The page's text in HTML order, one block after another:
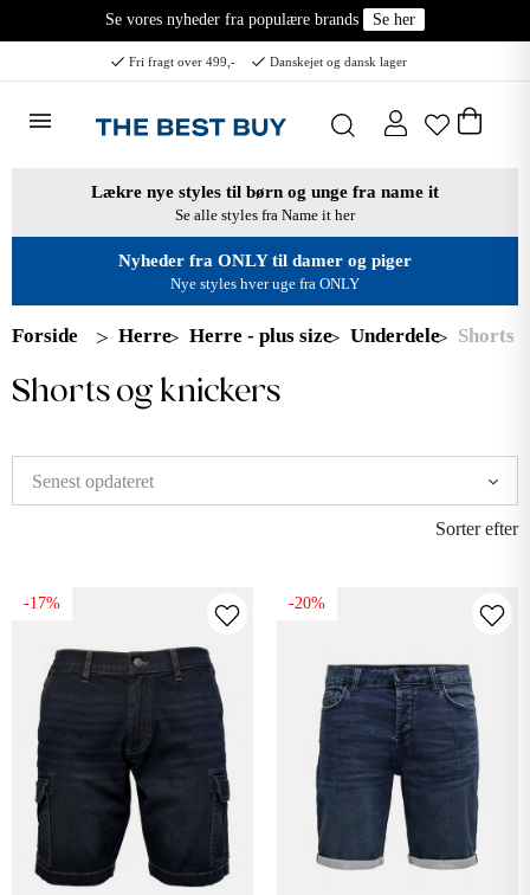
Se vores nyheder fra populære brands Se her
Fri fragt over 499,- Danskejet og dansk lager
Lækre nye styles til børn og unge fra name it
Se alle styles fra Name it her
Nyheder fra ONLY til damer og piger
Nye styles hver uge fra ONLY
Forside Herre Herre - plus size Underdele Shorts
Shorts og knickers
Sorter efter
-17% -20%